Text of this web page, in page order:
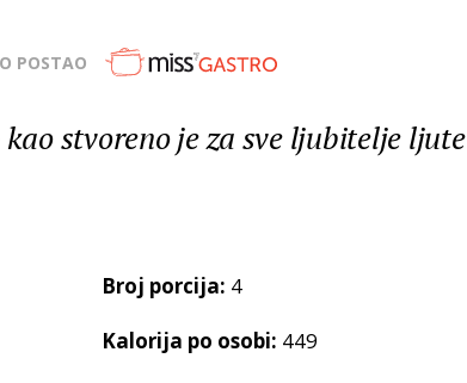
POSTAO
stvoreno je za sve ljubitelje ljute
Broj porcija: 4
Kalorija po osobi: 449